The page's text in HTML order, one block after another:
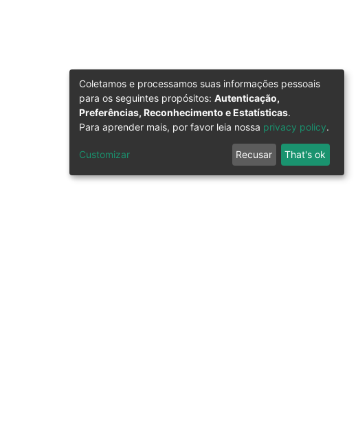
Coletamos e processamos suas informações pessoais
para os seguintes propósitos: Autenticação,
Preferências, Reconhecimento e Estatísticas.
Para aprender mais, por favor leia nossa privacy policy.
Customizar Recusar That's ok